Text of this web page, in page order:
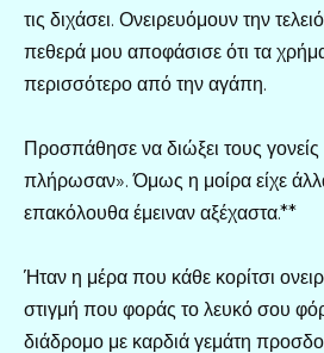
τις διχάσει. Ονειρευόμουν την
πεθερά μου αποφάσισε ότι τα
περισσότερο από την αγάπη.
Προσπάθησε να διώξει τους
πλήρωσαν». Όμως η μοίρα είχε
επακόλουθα έμειναν αξέχαστα.**
Ήταν η μέρα που κάθε κορίτσι
στιγμή που φοράς το λευκό σου
διάδρομο με καρδιά γεμάτη